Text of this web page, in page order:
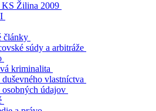
KS Žilina 2009
články
súdy a arbitráže
kriminalita
vlastníctva
osobných údajov